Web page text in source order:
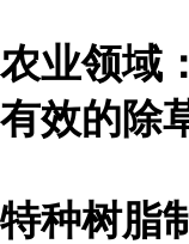
农业领域
有效的除
特种树脂